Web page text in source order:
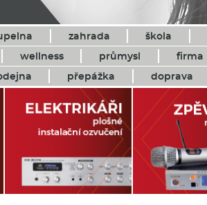
zahrada škola
wellness průmysl firma
přepážka doprava